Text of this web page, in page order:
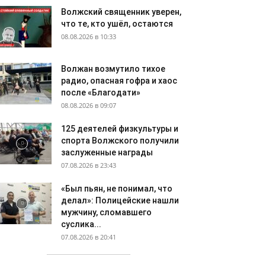
Волжский священник уверен,
что те, кто ушёл, остаются
08.08.2026 в 10:33
Волжан возмутило тихое
радио, опасная гофра и хаос
после «Благодати»
08.08.2026 в 09:07
125 деятелей физкультуры и
спорта Волжского получили
заслуженные награды
07.08.2026 в 23:43
«Был пьян, не понимал, что
делал»: Полицейские нашли
мужчину, сломавшего
суслика...
07.08.2026 в 20:41